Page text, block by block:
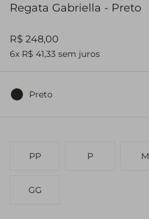
Regata Gabriella - Preto
R$ 248,00
6x R$ 41,33 sem juros
Preto
PP P M
GG